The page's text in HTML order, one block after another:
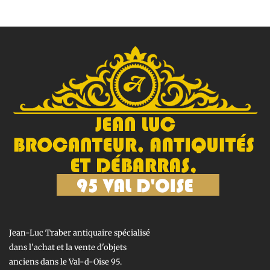
Jean-Luc Traber antiquaire spécialisé
dans l’achat et la vente d'objets
anciens dans le Val-d-Oise 95.